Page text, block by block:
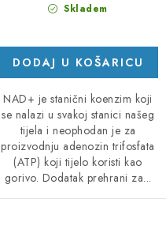
Skladem
DODAJ U KOŠARICU
NAD+ je stanični koenzim koji
se nalazi u svakoj stanici našeg
tijela i neophodan je za
proizvodnju adenozin trifosfata
(ATP) koji tijelo koristi kao
gorivo. Dodatak prehrani za...